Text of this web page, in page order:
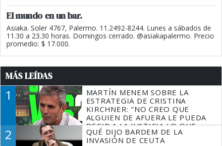
El mundo en un bar.
Asiaka. Soler 4767, Palermo. 11.2492-8244. Lunes a sábados de
11.30 a 23.30 horas. Domingos cerrado. @asiakapalermo. Precio
promedio: $ 17.000.
MÁS LEÍDAS
1
MARTÍN MENEM SOBRE LA
ESTRATEGIA DE CRISTINA
KIRCHNER: "NO CREO QUE
ALGUIEN DE AFUERA LE PUEDA
DECIR A LA JUSTICIA LO QUE
TIENE QUE HACER"
2
QUÉ DIJO BARDEM DE LA
INVASIÓN DE CEUTA